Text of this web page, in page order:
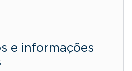
e informações